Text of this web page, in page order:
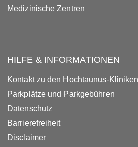
Medizinische Zentren
HILFE & INFORMATIONEN
Kontakt zu den Hochtaunus-Kliniken
Parkplätze und Parkgebühren
Datenschutz
Barrierefreiheit
Disclaimer